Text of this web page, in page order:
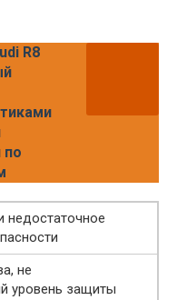
R8
по
недостаточное
не
уровень защиты